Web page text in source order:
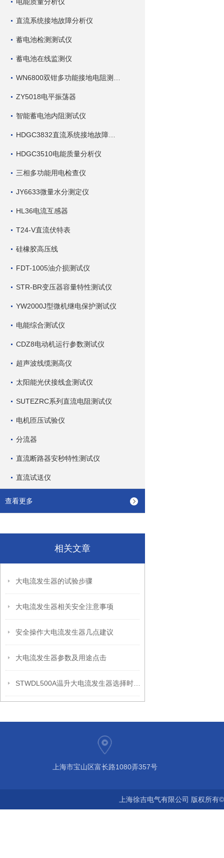
直流系统接地故障分析仪
蓄电池检测测试仪
蓄电池在线监测仪
ZY5018电平振荡器
智能蓄电池内阻测试仪
HDGC3510电能质量分析仪
三相多功能用电检查仪
JY6633微量水分测定仪
HL36电流互感器
T24-V直流伏特表
硅橡胶高压线
FDT-1005油介损测试仪
STR-BR变压器容量特性测试仪
YW2000J型微机继电保护测试仪
电能综合测试仪
CDZ8电动机运行参数测试仪
超声波线缆测高仪
太阳能光伏接线盒测试仪
SUTEZRC系列直流电阻测试仪
电机匝压试验仪
分流器
直流断路器安秒特性测试仪
直流试送仪
查看更多
相关文章
大电流发生器的试验步骤
大电流发生器相关安全注意事项
安全操作大电流发生器几点建议
大电流发生器参数及用途点击
上海市宝山区富长路1080弄357号
上海徐吉电气有限公司 版权所